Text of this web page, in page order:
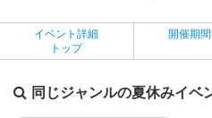
イベント詳細
トップ
開催期
同じジャンルの夏休みイベ